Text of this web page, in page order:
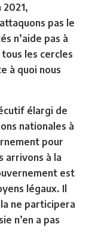
2021,
pas le
n’aide pas à
les cercles
à quoi nous
élargi de
nationales à
pour
arrivons à la
est
légaux. Il
ne participera
n’en a pas